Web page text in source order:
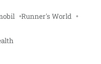
Runner's World